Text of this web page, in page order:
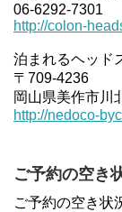
06-6292-7301
http://colon-
泊まれるヘッド
〒709-4236
岡山県美作市川
http://nedoco-
ご予約の空き
ご予約の空き状